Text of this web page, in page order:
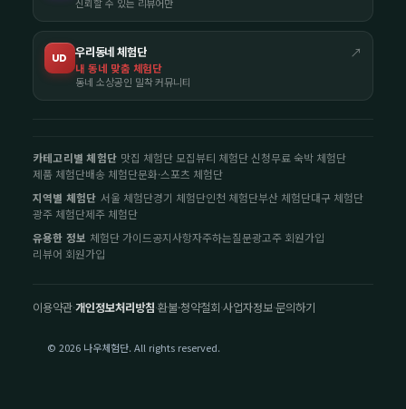
UD 우리동네 체험단 ↗
내 동네 맞춤 체험단
동네 소상공인 밀착 커뮤니티
카테고리별 체험단 맛집 체험단 모집뷰티 체험단 신청무료 숙박 체험단
제품 체험단배송 체험단문화·스포츠 체험단
지역별 체험단 서울 체험단경기 체험단인천 체험단부산 체험단대구 체험단
광주 체험단제주 체험단
유용한 정보 체험단 가이드공지사항자주하는질문광고주 회원가입
리뷰어 회원가입
이용약관·개인정보처리방침·환불·청약철회·사업자정보·문의하기
© 2026 나우체험단. All rights reserved.